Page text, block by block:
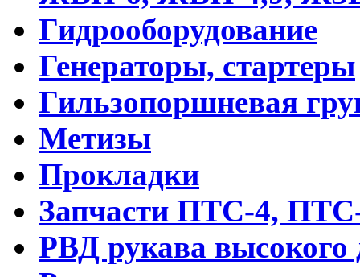
Гидрооборудование
Генераторы, стартеры
Гильзопоршневая
Метизы
Прокладки
Запчасти ПТС-4,
РВД рукава высокого